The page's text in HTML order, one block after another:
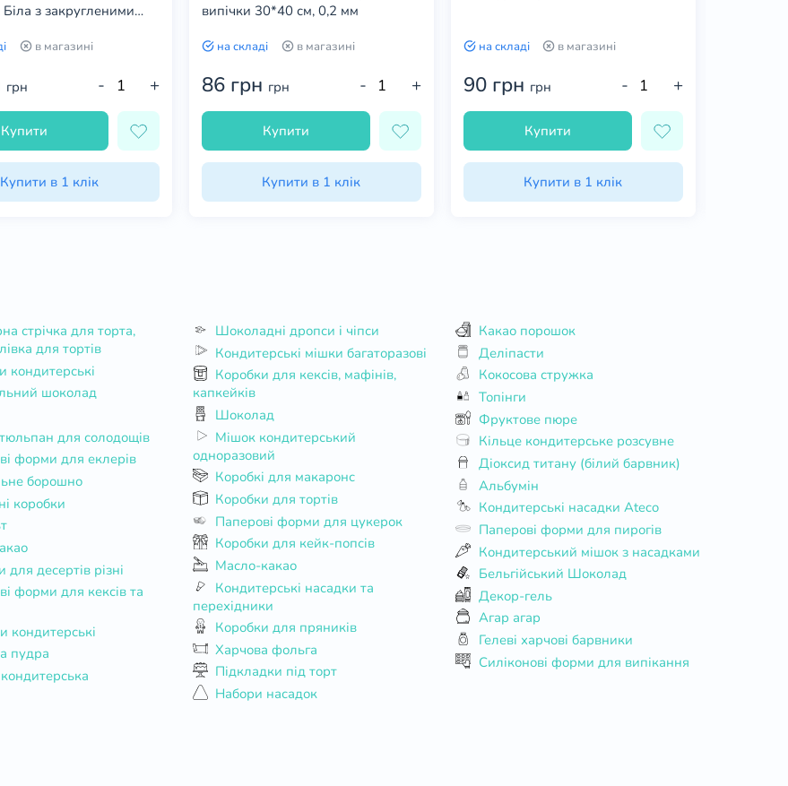
з закругленими
в магазині
грн - +
Купити
Купити в 1 клік
випічки 30*40 см, 0,2 мм
на складі в магазині
86 грн грн - +
Купити
Купити в 1 клік
на складі в магазині
90 грн грн - +
Купити
Купити в 1 клік
для тортів
кондитерські
шоколад
для солодощів
форми для еклерів
борошно
коробки
для десертів різні
кондитерські
пудра
Шоколадні дропси і чіпси
Кондитерські мішки багаторазові
капкейків
Шоколад
одноразовий
Коробкі для макаронс
Коробки для тортів
Паперові форми для цукерок
Коробки для кейк-попсів
Масло-какао
перехідники
Коробки для пряників
Харчова фольга
Підкладки під торт
Набори насадок
Какао порошок
Деліпасти
Кокосова стружка
Топінги
Фруктове пюре
Кільце кондитерське розсувне
Діоксид титану (білий барвник)
Альбумін
Кондитерські насадки Ateco
Паперові форми для пирогів
Кондитерський мішок з насадками
Бельгійський Шоколад
Декор-гель
Агар агар
Гелеві харчові барвники
Силіконові форми для випікання